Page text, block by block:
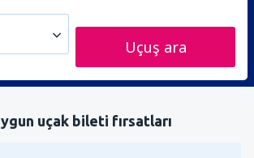
Uçuş ara
uçak bileti fırsatları